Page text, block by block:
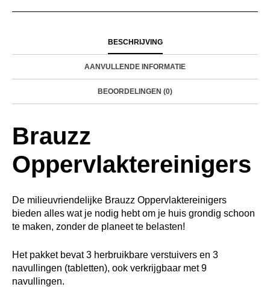
BESCHRIJVING
AANVULLENDE INFORMATIE
BEOORDELINGEN (0)
Brauzz
Oppervlaktereinigers
De milieuvriendelijke Brauzz Oppervlaktereinigers
bieden alles wat je nodig hebt om je huis grondig schoon
te maken, zonder de planeet te belasten!
Het pakket bevat 3 herbruikbare verstuivers en 3
navullingen (tabletten), ook verkrijgbaar met 9
navullingen.